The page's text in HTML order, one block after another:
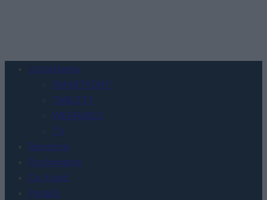
Urządzenia
SMARTFONY
TABLETY
WEARABLE
TV
Recenzje
Porównania
Co kupić
Porady